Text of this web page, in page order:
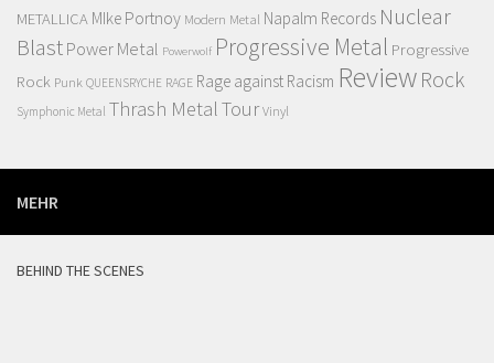
METALLICA MIke Portnoy Modern Metal Napalm Records Nuclear
Blast Power Metal Powerwolf Progressive Metal Progressive
Rock Punk QUEENSRYCHE RAGE Rage against Racism Review Rock
Symphonic Metal Thrash Metal Tour Vinyl
MEHR
BEHIND THE SCENES